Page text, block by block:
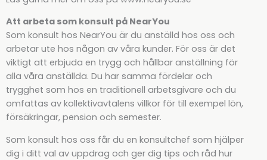
Att arbeta som konsult på NearYou
Som konsult hos NearYou är du anställd hos oss och
arbetar ute hos någon av våra kunder. För oss är det
viktigt att erbjuda en trygg och hållbar anställning för
alla våra anställda. Du har samma fördelar och
trygghet som hos en traditionell arbetsgivare och du
omfattas av kollektivavtalens villkor för till exempel lön,
försäkringar, pension och semester.
Som konsult hos oss får du en konsultchef som hjälper
dig i ditt val av uppdrag och ger dig tips och råd hur